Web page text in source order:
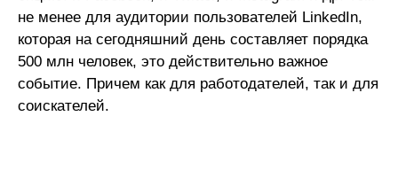
не менее для аудитории пользователей LinkedIn,
которая на сегодняшний день составляет порядка
500 млн человек, это действительно важное
событие. Причем как для работодателей, так и для
соискателей.